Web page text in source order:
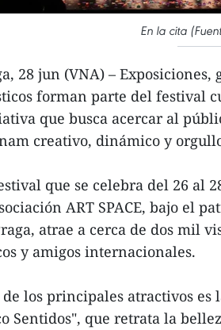
En la cita
28 jun (VNA) –
forman parte del festival
que busca acercar al
creativo, dinámico y
que se celebra del 26 al
ART SPACE, bajo el
atrae a cerca de dos mil
y amigos internacionales.
de los principales atractivos
Sentidos", que retrata la